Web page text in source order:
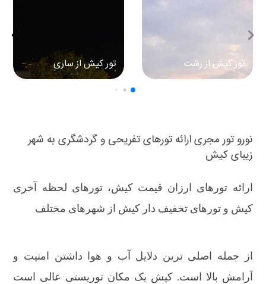
تور کیش از رشت تور کیش از ساری
نورو تور مجری ارائه تورهای تفریحی و گردشگری به شهر
زیبای کیش
ارائه تورهای ارزان قیمت کیش، تورهای لحظه آخری
کیش و تورهای تخفیف دار کیش از شهرهای مختلف
از جمله اصلی ترین دلایل آب و هوا داشتن امنیت و
آرامش بالا است. کیش یک مکان توریستی عالی است